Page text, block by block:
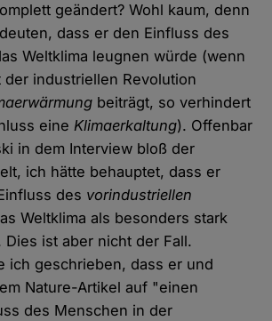
geändert? Wohl kaum, denn
dass er den Einfluss des
Weltklima leugnen würde (wenn
industriellen Revolution
beiträgt, so verhindert
eineKlimaerkaltung). Offenbar
in dem Interview bloß der
ich hätte behauptet, dass er
des vorindustriellen
Weltklima als besonders stark
Dies ist aber nicht der Fall.
ich geschrieben, dass er und
Nature-Artikel auf "einen
des Menschen in der